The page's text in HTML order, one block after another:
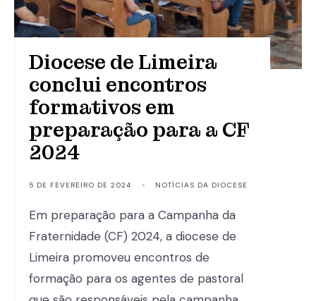
Diocese de Limeira
conclui encontros
formativos em
preparação para a CF
2024
5 DE FEVEREIRO DE 2024 • NOTÍCIAS DA DIOCESE
Em preparação para a Campanha da
Fraternidade (CF) 2024, a diocese de
Limeira promoveu encontros de
formação para os agentes de pastoral